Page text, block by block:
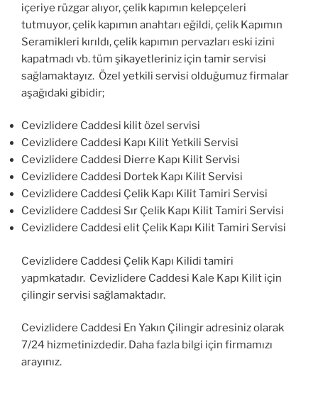
içeriye rüzgar alıyor, çelik kapımın kelepçeleri
tutmuyor, çelik kapımın anahtarı eğildi, çelik Kapımın
Seramikleri kırıldı, çelik kapımın pervazları eski izini
kapatmadı vb. tüm şikayetleriniz için tamir servisi
sağlamaktayız. Özel yetkili servisi olduğumuz firmalar
aşağıdaki gibidir;
Cevizlidere Caddesi kilit özel servisi
Cevizlidere Caddesi Kapı Kilit Yetkili Servisi
Cevizlidere Caddesi Dierre Kapı Kilit Servisi
Cevizlidere Caddesi Dortek Kapı Kilit Servisi
Cevizlidere Caddesi Çelik Kapı Kilit Tamiri Servisi
Cevizlidere Caddesi Sır Çelik Kapı Kilit Tamiri Servisi
Cevizlidere Caddesi elit Çelik Kapı Kilit Tamiri Servisi
Cevizlidere Caddesi Çelik Kapı Kilidi tamiri
yapmkatadır. Cevizlidere Caddesi Kale Kapı Kilit için
çilingir servisi sağlamaktadır.
Cevizlidere Caddesi En Yakın Çilingir adresiniz olarak
7/24 hizmetinizdedir. Daha fazla bilgi için firmamızı
arayınız.